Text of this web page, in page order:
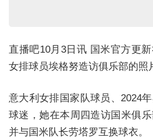
直播吧10月3日讯 国米官方更
女排球员埃格努造访俱乐部的照
意大利女排国家队球员、2024
球迷，她在本周四造访国米俱
并与国米队长劳塔罗互换球衣。